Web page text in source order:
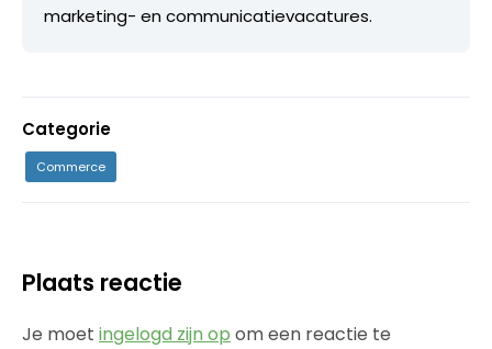
marketing- en communicatievacatures.
Categorie
Commerce
Plaats reactie
Je moet ingelogd zijn op om een reactie te